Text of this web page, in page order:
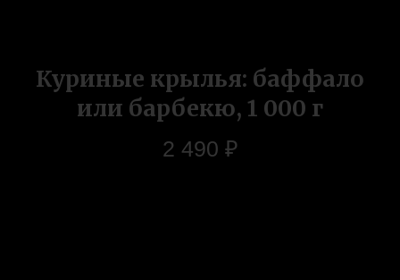
Куриные крылья: баффало
или барбекю, 1 000 г
2 490 ₽